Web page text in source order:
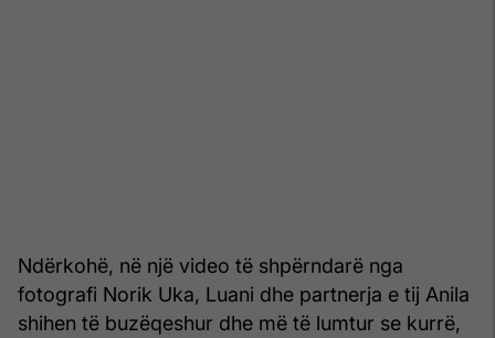
Ndërkohë, në një video të shpërndarë nga
fotografi Norik Uka, Luani dhe partnerja e tij Anila
shihen të buzëqeshur dhe më të lumtur se kurrë,